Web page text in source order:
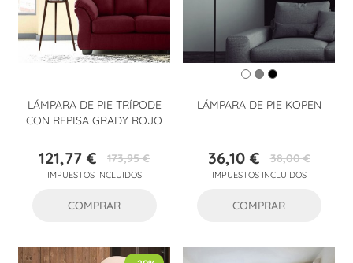
LÁMPARA DE PIE TRÍPODE
CON REPISA GRADY ROJO
Precio
121,77 €Precio
base
173,95 €
IMPUESTOS INCLUIDOS
COMPRAR
LÁMPARA DE PIE KOPEN
Precio
36,10 €Precio
base
38,00 €
IMPUESTOS INCLUIDOS
COMPRAR